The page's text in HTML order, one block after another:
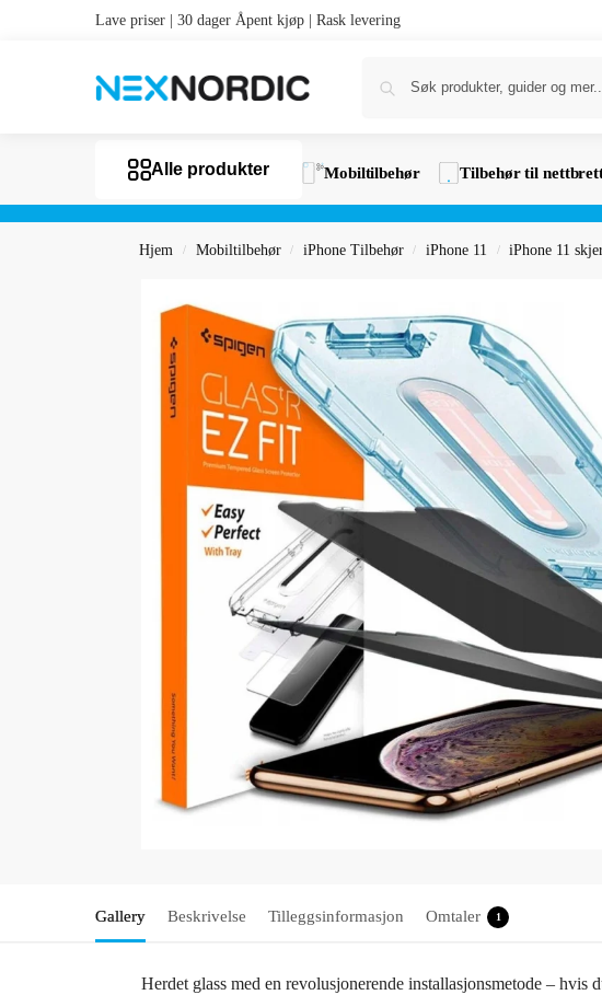
Lave priser | 30 dager Åpent kjøp | Rask levering
Alle produkter Mobiltilbehør Tilbehør til
Hjem / Mobiltilbehør / iPhone Tilbehør / iPhone 11 / iPhone 11
Gallery Beskrivelse Tilleggsinformasjon Omtaler 1
Herdet glass med en revolusjonerende installasjonsmetode –